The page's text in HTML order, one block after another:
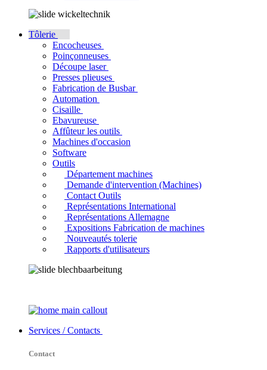
Tôlerie
Encocheuses
Poinçonneuses
Découpe laser
Presses plieuses
Fabrication de Busbar
Automation
Cisaille
Ebavureuse
Affûteur les outils
Machines d'occasion
Software
Outils
Département machines
Demande d'intervention (Machines)
Contact Outils
Représentations International
Représentations Allemagne
Expositions Fabrication de machines
Nouveautés tolerie
Rapports d'utilisateurs
Services / Contacts
Contact